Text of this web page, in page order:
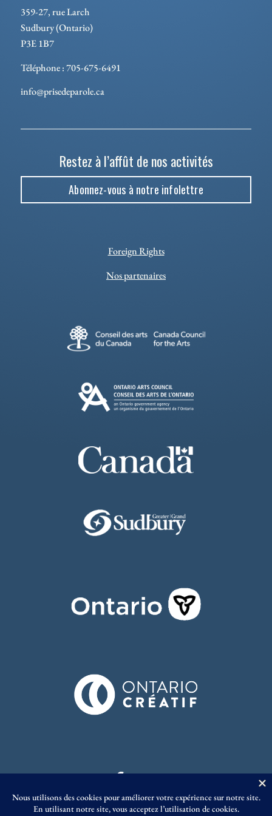
359-27, rue Larch
Sudbury (Ontario)
P3E 1B7
Téléphone : 705-675-6491
info@prisedeparole.ca
Restez à l’affût de nos activités
Abonnez-vous à notre infolettre
Foreign Rights
Nos partenaires